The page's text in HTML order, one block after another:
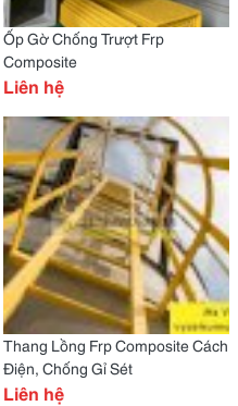
Ốp Gờ Chống Trượt Frp
Composite
Liên hệ
Thang Lồng Frp Composite Cách
Điện, Chống Gỉ Sét
Liên hệ